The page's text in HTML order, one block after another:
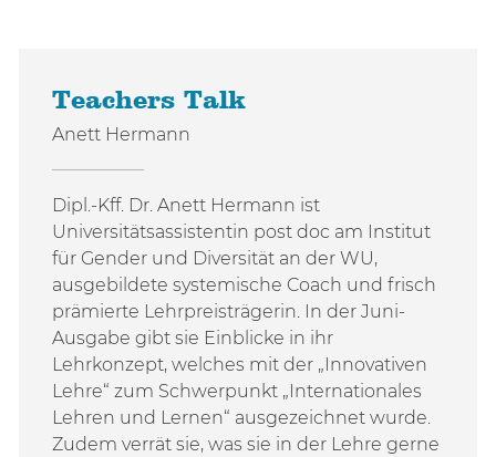
Teachers Talk
Anett Hermann
Dipl.-Kff. Dr. Anett Hermann ist
Universitätsassistentin post doc am Institut
für Gender und Diversität an der WU,
ausgebildete systemische Coach und frisch
prämierte Lehrpreisträgerin. In der Juni-
Ausgabe gibt sie Einblicke in ihr
Lehrkonzept, welches mit der „Innovativen
Lehre“ zum Schwerpunkt „Internationales
Lehren und Lernen“ ausgezeichnet wurde.
Zudem verrät sie, was sie in der Lehre gerne